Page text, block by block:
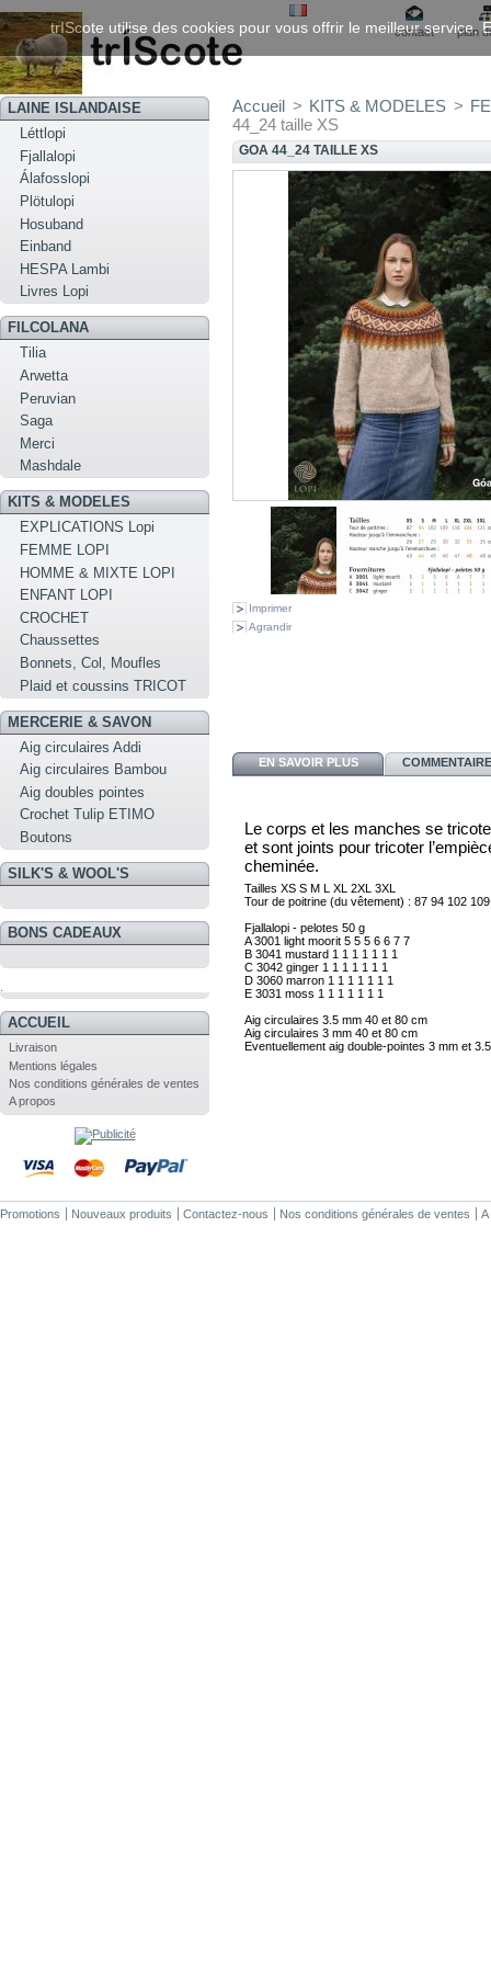
contact plan
LAINE ISLANDAISE
Léttlopi
Fjallalopi
Álafosslopi
Plötulopi
Hosuband
Einband
HESPA Lambi
Livres Lopi
FILCOLANA
Tilia
Arwetta
Peruvian
Saga
Merci
Mashdale
KITS & MODELES
EXPLICATIONS Lopi
FEMME LOPI
HOMME & MIXTE LOPI
ENFANT LOPI
CROCHET
Chaussettes
Bonnets, Col, Moufles
Plaid et coussins TRICOT
MERCERIE & SAVON
Aig circulaires Addi
Aig circulaires Bambou
Aig doubles pointes
Crochet Tulip ETIMO
Boutons
SILK'S & WOOL'S
BONS CADEAUX
ACCUEIL
Livraison
Mentions légales
Nos conditions générales de ventes
A propos
Accueil > KITS & MODELES >
44_24 taille XS
GOA 44_24 TAILLE XS
Imprimer
Agrandir
EN SAVOIR PLUS
Le corps et les manches se
et sont joints pour tricoter
cheminée.
Tailles XS S M L XL 2XL
Tour de poitrine (du vêtement) : 87 94 102 109
A 3001 light moorit 5 5 5 6 6 7
B 3041 mustard 1 1 1 1 1 1
C 3042 ginger 1 1 1 1 1 1
D 3060 marron 1 1 1 1 1 1
E 3031 moss 1 1 1 1 1 1 1
Eventuellement aig double-pointes 3 mm et
Promotions Nouveaux produits Contactez-nous Nos conditions générales de ventes A
trIScote utilise des cookies pour vous offrir le meilleur